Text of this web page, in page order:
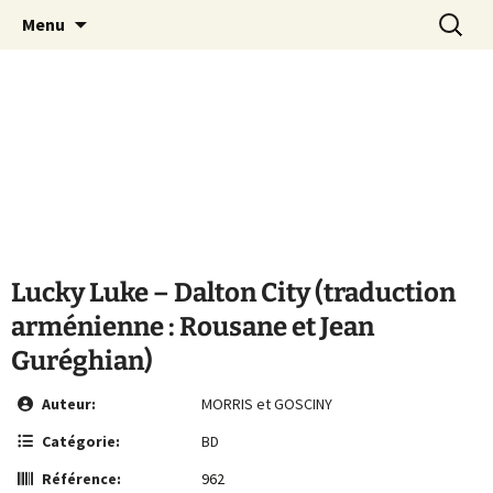
MCA Vienne
Le site de la Maison de la Culture
Arménienne de Vienne
Menu
Lucky Luke – Dalton City (traduction
arménienne : Rousane et Jean
Guréghian)
Auteur:
MORRIS et GOSCINY
Catégorie:
BD
Référence:
962